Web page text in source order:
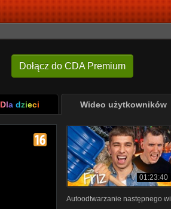
Dołącz do CDA Premium
Dla dzieci Wideo użytkowników
01:23:40
Autoodtwarzanie następnego